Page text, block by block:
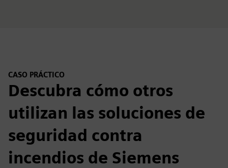
CASO PRÁCTICO
Descubra cómo otros
utilizan las soluciones de
seguridad contra
incendios de Siemens